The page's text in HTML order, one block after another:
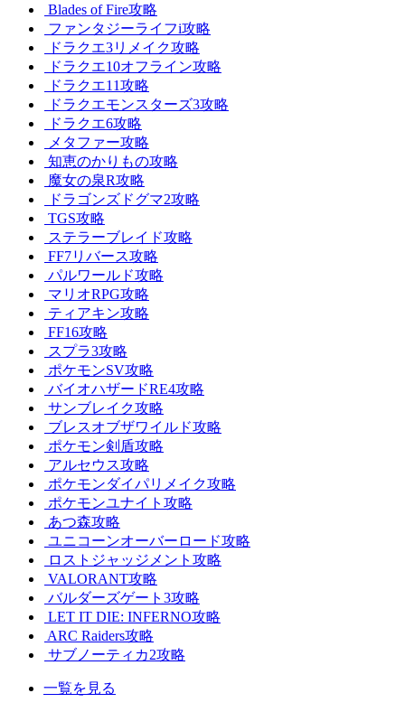
Blades of Fire攻略
ファンタジーライフi攻略
ドラクエ3リメイク攻略
ドラクエ10オフライン攻略
ドラクエ11攻略
ドラクエモンスターズ3攻略
ドラクエ6攻略
メタファー攻略
知恵のかりもの攻略
魔女の泉R攻略
ドラゴンズドグマ2攻略
TGS攻略
ステラーブレイド攻略
FF7リバース攻略
パルワールド攻略
マリオRPG攻略
ティアキン攻略
FF16攻略
スプラ3攻略
ポケモンSV攻略
バイオハザードRE4攻略
サンブレイク攻略
ブレスオブザワイルド攻略
ポケモン剣盾攻略
アルセウス攻略
ポケモンダイパリメイク攻略
ポケモンユナイト攻略
あつ森攻略
ユニコーンオーバーロード攻略
ロストジャッジメント攻略
VALORANT攻略
バルダーズゲート3攻略
LET IT DIE: INFERNO攻略
ARC Raiders攻略
サブノーティカ2攻略
一覧を見る